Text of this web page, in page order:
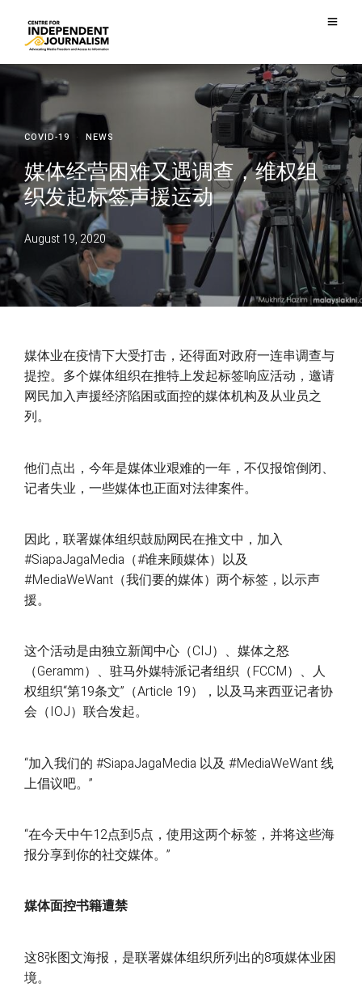
COVID-19 · NEWS
媒体经营困难又遇调查，维权组
织发起标签声援运动
August 19, 2020
媒体业在疫情下大受打击，还得面对政府一连串调查与
提控。多个媒体组织在推特上发起标签响应活动，邀请
网民加入声援经济陷困或面控的媒体机构及从业员之
列。
他们点出，今年是媒体业艰难的一年，不仅报馆倒闭、
记者失业，一些媒体也正面对法律案件。
因此，联署媒体组织鼓励网民在推文中，加入
#SiapaJagaMedia（#谁来顾媒体）以及
#MediaWeWant（我们要的媒体）两个标签，以示声
援。
这个活动是由独立新闻中心（CIJ）、媒体之怒
（Geramm）、驻马外媒特派记者组织（FCCM）、人
权组织“第19条文”（Article 19），以及马来西亚记者协
会（IOJ）联合发起。
“加入我们的 #SiapaJagaMedia 以及 #MediaWeWant 线
上倡议吧。”
“在今天中午12点到5点，使用这两个标签，并将这些海
报分享到你的社交媒体。”
媒体面控书籍遭禁
这8张图文海报，是联署媒体组织所列出的8项媒体业困
境。